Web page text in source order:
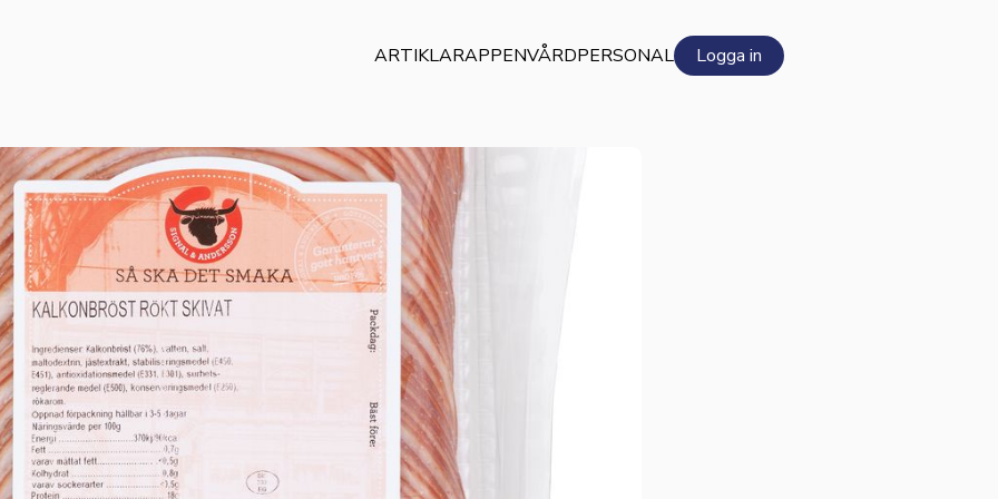
ARTIKLARAPPENVÅRDPERSONAL Logga in